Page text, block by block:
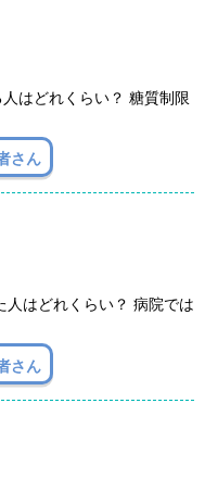
はどれくらい？ 糖質制限
さん
はどれくらい？ 病院では
さん